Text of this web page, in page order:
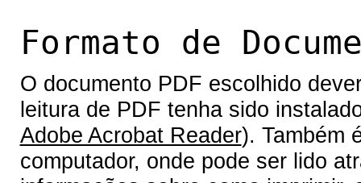
Formato de
O documento PDF escolhido
leitura de PDF tenha sido
Adobe Acrobat Reader). Também
computador, onde pode ser lido